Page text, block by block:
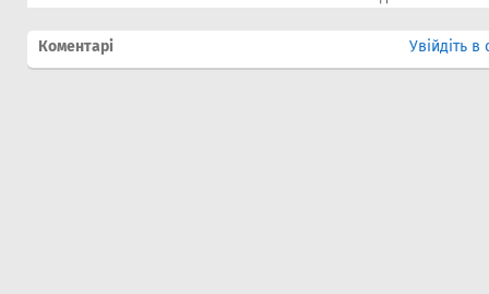
Коментарі Увійдіть в